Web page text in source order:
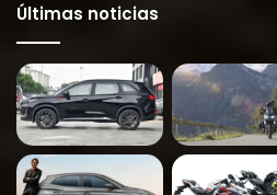
Últimas noticias